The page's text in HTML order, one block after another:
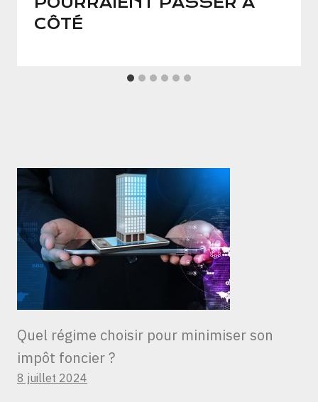
CÔTÉ
Quel régime choisir pour minimiser son
impôt foncier ?
8 juillet 2024